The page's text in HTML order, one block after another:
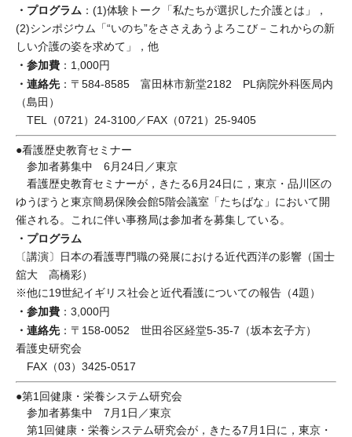
・プログラム ：(1)体験トーク「私たちが選択した介護とは」，
(2)シンポジウム「“いのち”をささえあうよろこび－これからの新
しい介護の姿を求めて」，他
・参加費 ：1,000円
・連絡先：〒584-8585 富田林市新堂2182 PL病院外科医局内
（島田）
TEL（0721）24-3100／FAX（0721）25-9405
●看護歴史教育セミナー
参加者募集中 6月24日／東京
看護歴史教育セミナーが，きたる6月24日に，東京・品川区の
ゆうぽうと東京簡易保険会館5階会議室「たちばな」において開
催される。これに伴い事務局は参加者を募集している。
・プログラム
〔講演〕日本の看護専門職の発展における近代西洋の影響（国士
舘大 高橋彩）
※他に19世紀イギリス社会と近代看護についての報告（4題）
・参加費 ：3,000円
・連絡先：〒158-0052 世田谷区経堂5-35-7（坂本玄子方）
看護史研究会
FAX（03）3425-0517
●第1回健康・栄養システム研究会
参加者募集中 7月1日／東京
第1回健康・栄養システム研究会が，きたる7月1日に，東京・